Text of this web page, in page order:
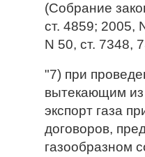
(Собрание
ст. 4859; 2005,
N 50, ст. 7348,
"7) при
вытекающим
экспорт газа
договоров,
газообразном